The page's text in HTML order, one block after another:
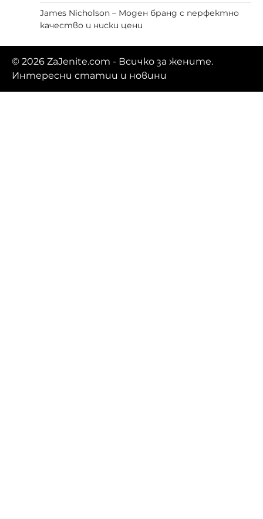
James Nicholson – Моден бранд с перфектно
качество и ниски цени
© 2026 ZaJenite.com - Всичко за жените.
Интересни статии и новини